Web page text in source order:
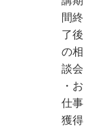
間終
了後
の相
談会
・お
仕事
獲得